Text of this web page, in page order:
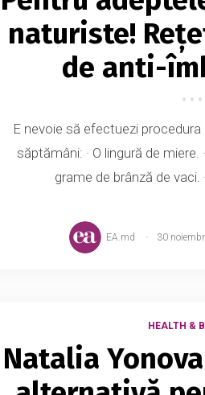
naturiste!
de anti-
E nevoie să efectuezi
săptămâni: · O lingură de miere.
grame de brânză de vaci.
EA.md 30
HEALTH &
Natalia